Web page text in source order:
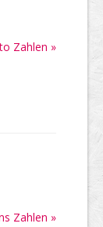
Zahlen »
Zahlen »